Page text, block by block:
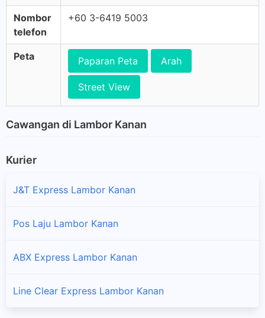
Nombor
telefon
+60 3-6419 5003
Peta Paparan Peta Arah
Street View
Cawangan di Lambor Kanan
Kurier
J&T Express Lambor Kanan
Pos Laju Lambor Kanan
ABX Express Lambor Kanan
Line Clear Express Lambor Kanan